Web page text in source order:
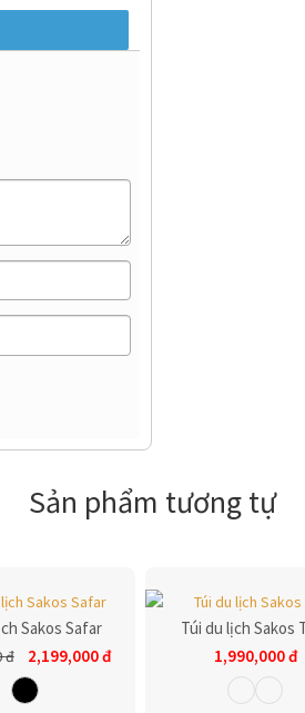
Sản phẩm tương tự
Sakos Safar
đ 2,199,000đ
Túi du lịch Sakos
1,990,000đ